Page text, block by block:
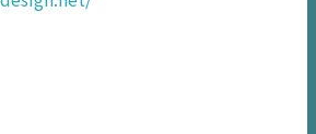
動産一括査定